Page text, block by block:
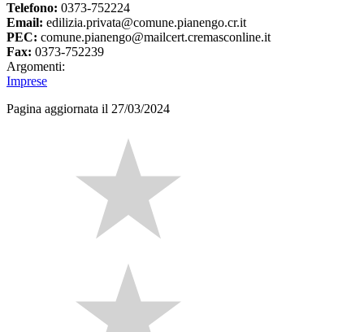
Telefono: 0373-752224
Email: edilizia.privata@comune.pianengo.cr.it
PEC: comune.pianengo@mailcert.cremasconline.it
Fax: 0373-752239
Argomenti:
Imprese
Pagina aggiornata il 27/03/2024